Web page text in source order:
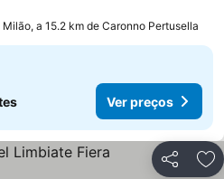
Milão, a 15.2 km de Caronno Pertusella
Ver preços
Partilhar